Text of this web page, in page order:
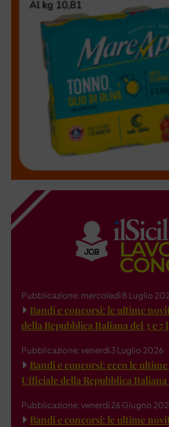
Pubblicazione: mercoledì 8 Luglio
Bandi e concorsi: le ultime
della Repubblica Italiana del 3 e 7
Pubblicazione: venerdì 3 Luglio 2026
Bandi e concorsi: ecco le
Ufficiale della Repubblica
Pubblicazione: venerdì 26 Giugno
Bandi e concorsi: le ultime